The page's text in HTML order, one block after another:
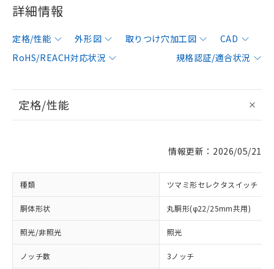
詳細情報
定格/性能 外形図 取りつけ穴加工図
CAD
RoHS/REACH対応状況
規格認証/適合状況
定格/性能
情報更新：2026/05/21
種類 ツマミ形セレクタスイッチ
胴体形状 丸胴形(φ22/25mm共用)
照光/非照光 照光
ノッチ数 3ノッチ